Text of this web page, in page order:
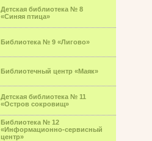
Детская библиотека № 8
«Синяя птица»
Библиотека № 9 «Лигово»
Библиотечный центр «Маяк»
Детская библиотека № 11
«Остров сокровищ»
Библиотека № 12
«Информационно-сервисный
центр»